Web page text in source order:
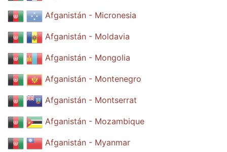
Afganistán - Micronesia
Afganistán - Moldavia
Afganistán - Mongolia
Afganistán - Montenegro
Afganistán - Montserrat
Afganistán - Mozambique
Afganistán - Myanmar